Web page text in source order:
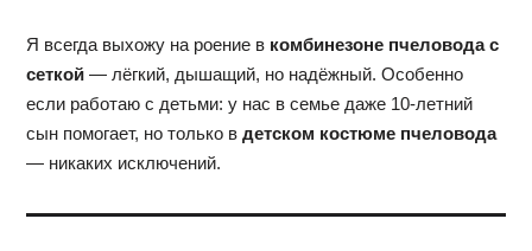
Я всегда выхожу на роение в комбинезоне пчеловода с
сеткой— лёгкий, дышащий, но надёжный. Особенно
если работаю с детьми: у нас в семье даже 10-летний
сын помогает, но только в детском костюме пчеловода
— никаких исключений.